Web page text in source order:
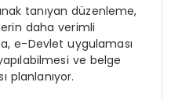
tanıyan düzenleme,
daha verimli
e-Devlet uygulaması
ve belge
planlanıyor.